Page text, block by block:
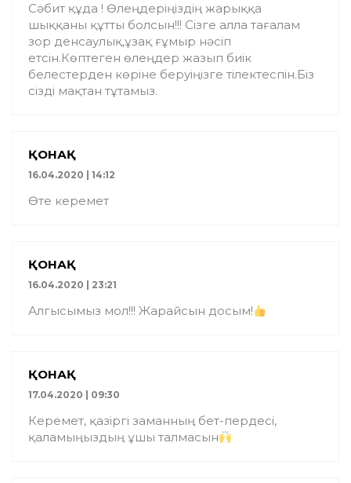
Сəбит құда ! Өлеңдеріңіздің жарыққа
шыққаны құтты болсын!!! Сізге алла тағалам
зор денсаулық,ұзақ ғұмыр нəсіп
етсін.Көптеген өлеңдер жазып биік
белестерден көріне беруіңізге тілектеспін.Біз
сізді мақтан тұтамыз.
ҚОНАҚ
16.04.2020 | 14:12
Өте керемет
ҚОНАҚ
16.04.2020 | 23:21
Алгысымыз мол!!! Жарайсын досым!
ҚОНАҚ
17.04.2020 | 09:30
Керемет, қазіргі заманның бет-пердесі,
қаламыңыздың ұшы талмасын